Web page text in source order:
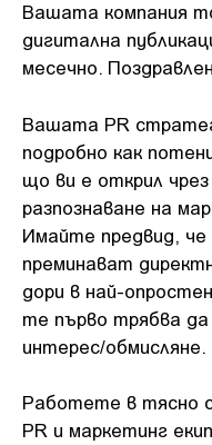
Вашата компания
дигитална
месечно.
Вашата PR
подробно как
що ви е открил
разпознаване на
Имайте предвид,
преминават
дори в най-
те първо трябва
интерес/обмисляне.
Работете в тясно
PR и маркетинг